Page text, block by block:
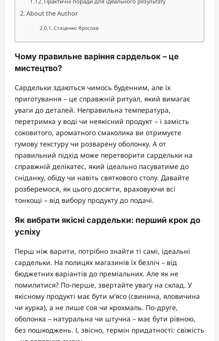
About the Author
Стаценко Ярослав
Чому правильне варіння сардельок – це
мистецтво?
Сардельки здаються чимось буденним, але їх
приготування – це справжній ритуал, який вимагає
уваги до деталей. Неправильна температура,
перетримка у воді чи неякісний продукт – і замість
соковитого, ароматного смаколика ви отримуєте
гумову текстуру чи розварену оболонку. А от
правильний підхід може перетворити сардельки на
справжній делікатес, який ідеально пасуватиме до
сніданку, обіду чи навіть святкового столу. Давайте
розберемося, як цього досягти, враховуючи всі
тонкощі – від вибору продукту до подачі.
Як вибрати якісні сардельки: перший крок до
успіху
Перш ніж варити, потрібно знайти ті самі, ідеальні
сардельки. На полицях магазинів їх безліч – від
бюджетних варіантів до преміальних. Але як не
помилитися? По-перше, звертайте увагу на склад. У
якісному продукті має бути м’ясо (свинина, яловичина
чи курка), а не лише соя чи крохмаль. По-друге,
оболонка – натуральна чи штучна – має бути рівною,
без пошкоджень. І, звісно, термін придатності: свіжість